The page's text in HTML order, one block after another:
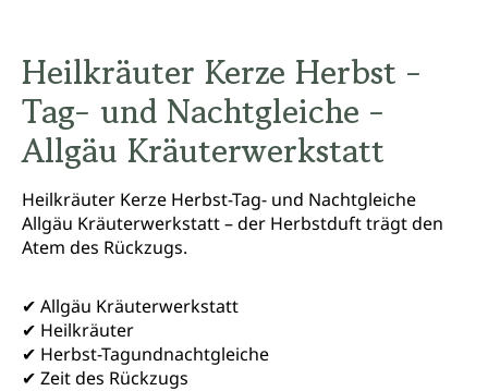
Heilkräuter Kerze Herbst -
Tag- und Nachtgleiche -
Allgäu Kräuterwerkstatt
Heilkräuter Kerze Herbst-Tag- und Nachtgleiche
Allgäu Kräuterwerkstatt – der Herbstduft trägt den
Atem des Rückzugs.
✔ Allgäu Kräuterwerkstatt
✔ Heilkräuter
✔ Herbst-Tagundnachtgleiche
✔ Zeit des Rückzugs